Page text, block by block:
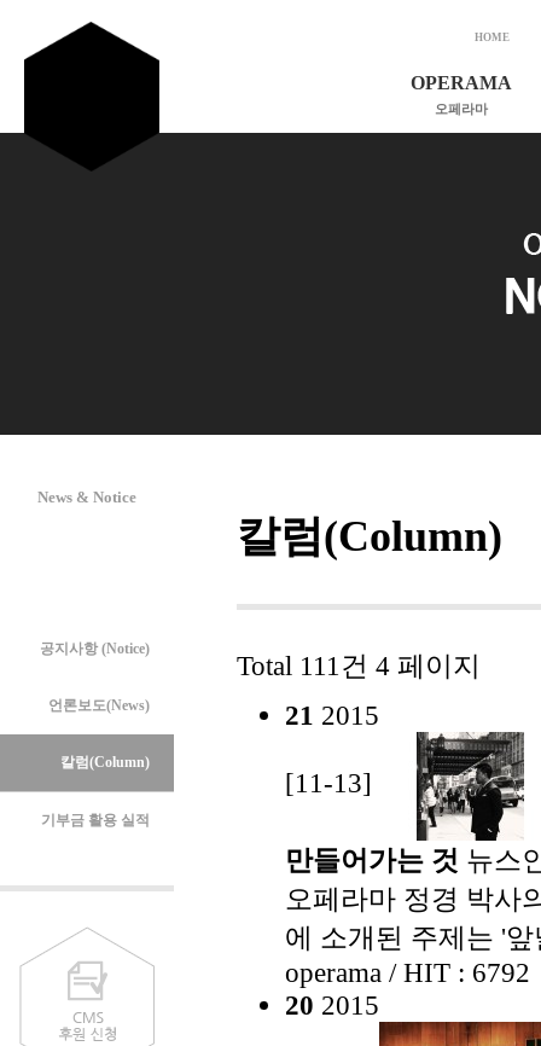
HOME
OPERAMA
오페라마
News & Notice
공지사항 (Notice)
언론보도(News)
칼럼(Column)
기부금 활용 실적
칼럼(Column)
Total 111건 4 페이지
21 2015
[11-13]
만들어가는 것 뉴스
오페라마 정경 박사
에 소개된 주제는 '
operama / HIT : 6792
20 2015